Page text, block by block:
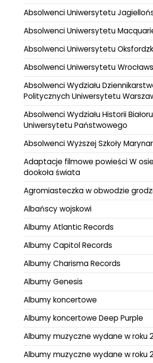
Absolwenci Uniwersytetu
Absolwenci Uniwersytetu
Absolwenci Uniwersytetu
Absolwenci Uniwersytetu
Absolwenci Wydziału
Politycznych Uniwersytetu
Absolwenci Wydziału Historii
Uniwersytetu Państwowego
Absolwenci Wyższej Szkoły
Adaptacje filmowe powieści W
dookoła świata
Agromiasteczka w obwodzie
Albańscy wojskowi
Albumy Atlantic Records
Albumy Capitol Records
Albumy Charisma Records
Albumy Genesis
Albumy koncertowe
Albumy koncertowe Deep Purple
Albumy muzyczne wydane w roku
Albumy muzyczne wydane w roku